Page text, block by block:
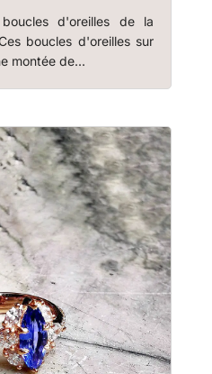
d'oreilles de la
boucles d'oreilles sur
montée de...